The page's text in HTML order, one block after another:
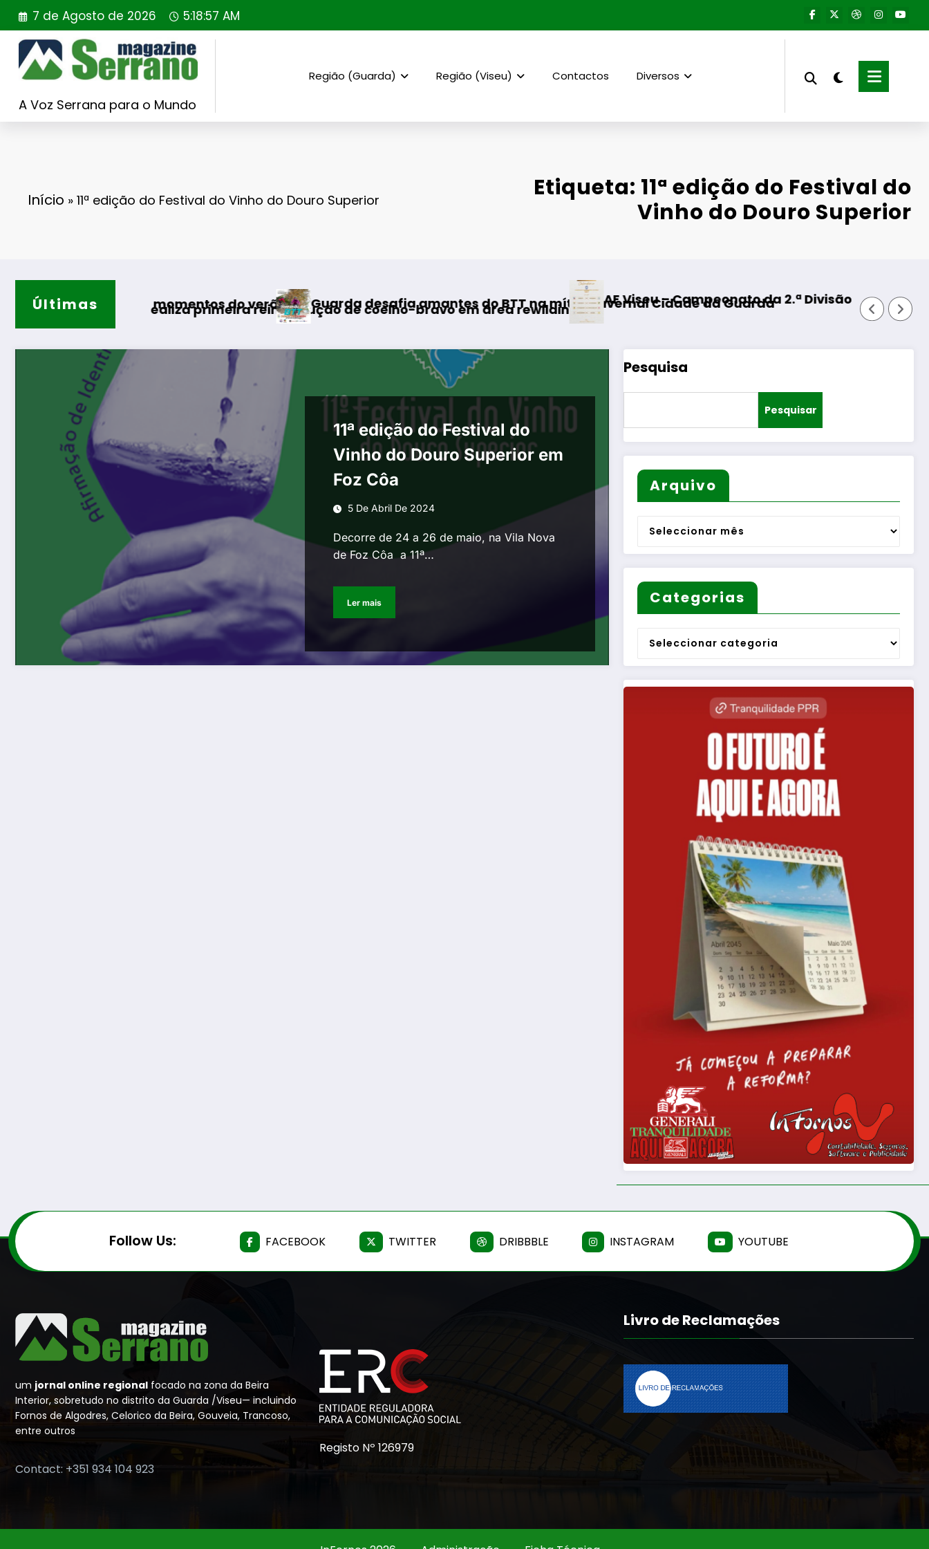
Saltar
para
conteúdo
7 de Agosto de 2026 5:18:58 AM
A Voz Serrana para o Mundo
Região (Guarda) Região (Viseu) Contactos Diversos
Início » 11ª edição do Festival do Vinho do Douro Superior
Etiqueta: 11ª edição do Festival do
Vinho do Douro Superior
Últimasmomentos do verão
realiza primeira reintrodução de coelho-bravo em área rewilding
Guarda desafia amantes do BTT na mítica Invernal Cidade da GuardaAF Viseu – Campeonato da 2.ª Divisão Distrital – ISOJOFER
Fornos de
11ª edição do Festival do
Vinho do Douro Superior em
Foz Côa
5 De Abril De 2024
Decorre de 24 a 26 de maio, na Vila Nova
de Foz Côa a 11ª…
Ler mais
Pesquisa
Pesquisar
Arquivo
Arquivo
Categorias
Categorias
Follow Us: FACEBOOK TWITTER DRIBBBLE INSTAGRAM YOUTUBE
um jornal online regional focado na zona da Beira
Interior, sobretudo no distrito da Guarda /Viseu— incluindo
Fornos de Algodres, Celorico da Beira, Gouveia, Trancoso,
entre outros
Contact: +351 934 104 923
Registo Nº 126979
Livro de Reclamações